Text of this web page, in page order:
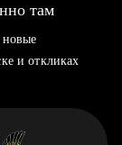
там
новые
и откликах